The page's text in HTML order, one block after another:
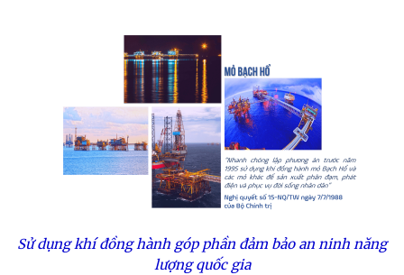
Sử dụng khí đồng hành góp phần đảm bảo an ninh năng
lượng quốc gia